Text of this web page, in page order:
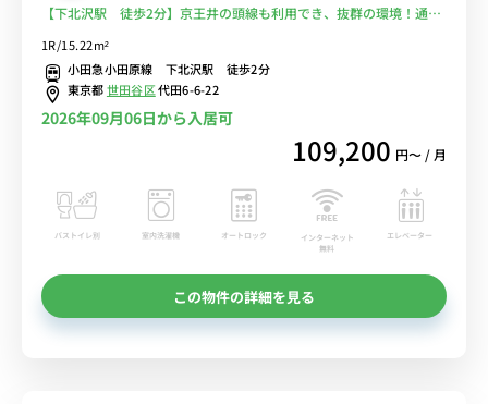
【下北沢駅 徒歩2分】京王井の頭線も利用でき、抜群の環境！通勤
や出張などお仕事関連の利用に人気♪■選べるWi-Fi格安レンタル
1R/15.22m²
小田急小田原線 下北沢駅 徒歩2分
東京都世田谷区代田6-6-22
2026年09月06日から入居可
109,200 円〜 / 月
バストイレ別 室内洗濯機 オートロック
インターネット
無料
エレベーター
この物件の詳細を見る